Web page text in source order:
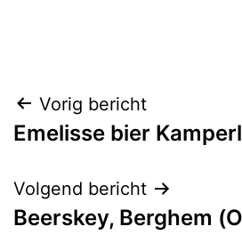
Bericht
navigatie
Vorig bericht
Emelisse bier
Volgend bericht
Beerskey, Berghem